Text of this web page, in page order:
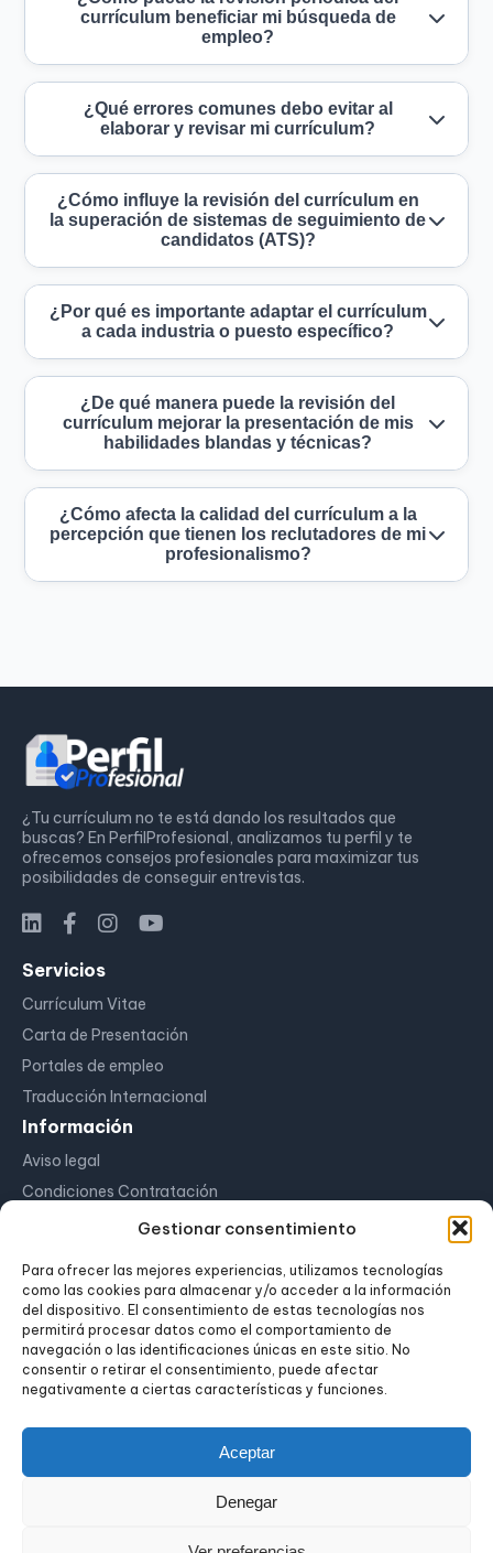
Gestionar consentimiento
Para ofrecer las mejores experiencias, utilizamos tecnologías
como las cookies para almacenar y/o acceder a la información
del dispositivo. El consentimiento de estas tecnologías nos
permitirá procesar datos como el comportamiento de
navegación o las identificaciones únicas en este sitio. No
consentir o retirar el consentimiento, puede afectar
negativamente a ciertas características y funciones.
Aceptar
Denegar
currículum beneficiar mi búsqueda de
empleo?
¿Qué errores comunes debo evitar al
elaborar y revisar mi currículum?
¿Cómo influye la revisión del currículum en
la superación de sistemas de seguimiento de
candidatos (ATS)?
¿Por qué es importante adaptar el currículum
a cada industria o puesto específico?
¿De qué manera puede la revisión del
currículum mejorar la presentación de mis
habilidades blandas y técnicas?
¿Cómo afecta la calidad del currículum a la
percepción que tienen los reclutadores de mi
profesionalismo?
¿Tu currículum no te está dando los resultados que
buscas? En PerfilProfesional, analizamos tu perfil y te
ofrecemos consejos profesionales para maximizar tus
posibilidades de conseguir entrevistas.
Servicios
Currículum Vitae
Carta de Presentación
Portales de empleo
Traducción Internacional
Información
Aviso legal
Condiciones Contratación
Política de Cookies
Preguntas Frecuentes
Mi Cuenta
Escritorio
Pedidos
Iniciar
© 2024 PerfilProfesional.es Todos los derechos reservados.